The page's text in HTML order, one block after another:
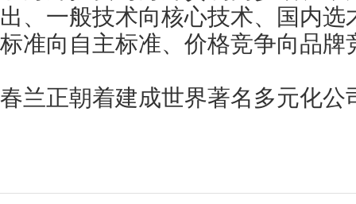
出、一般技术向核心技术、国内选
标准向自主标准、价格竞争向品牌
春兰正朝着建成世界著名多元化公